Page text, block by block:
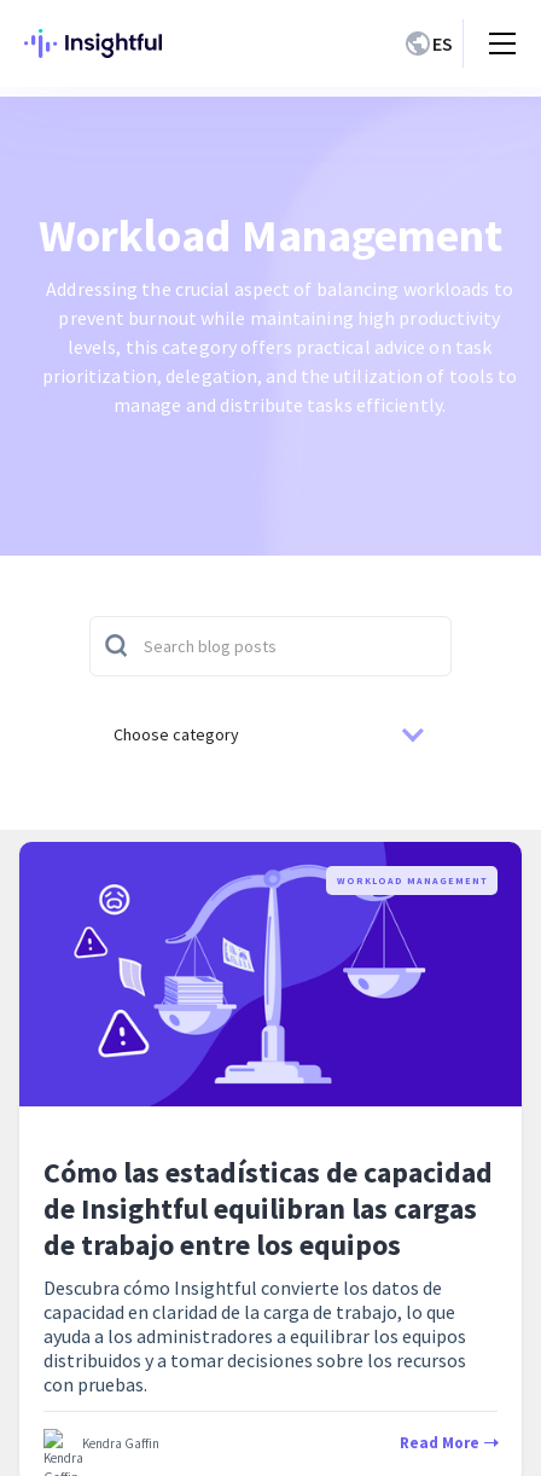
ES
Workload Management
Addressing the crucial aspect of balancing workloads to
prevent burnout while maintaining high productivity
levels, this category offers practical advice on task
prioritization, delegation, and the utilization of tools to
manage and distribute tasks efficiently.
Choose category
WORKLOAD MANAGEMENT
Cómo las estadísticas de capacidad
de Insightful equilibran las cargas
de trabajo entre los equipos
Descubra cómo Insightful convierte los datos de
capacidad en claridad de la carga de trabajo, lo que
ayuda a los administradores a equilibrar los equipos
distribuidos y a tomar decisiones sobre los recursos
con pruebas.
Kendra Gaffin Read More